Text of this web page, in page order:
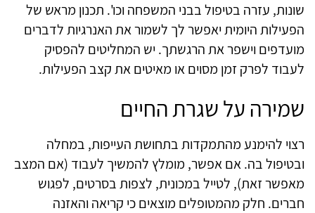
שונות, עזרה בטיפול בבני המשפחה וכו'. תכנון מראש של
הפעילות היומית יאפשר לך לשמור את האנרגיות לדברים
מועדפים וישפר את הרגשתך. יש המחליטים להפסיק
לעבוד לפרק זמן מסוים או מאיטים את קצב הפעילות.
שמירה על שגרת החיים
רצוי להימנע מהתמקדות בתחושת העייפות, במחלה
ובטיפול בה. אם אפשר, מומלץ להמשיך לעבוד (אם המצב
מאפשר זאת), לטייל במכונית, לצפות בסרטים, לפגוש
חברים. חלק מהמטופלים מוצאים כי קריאה והאזנה